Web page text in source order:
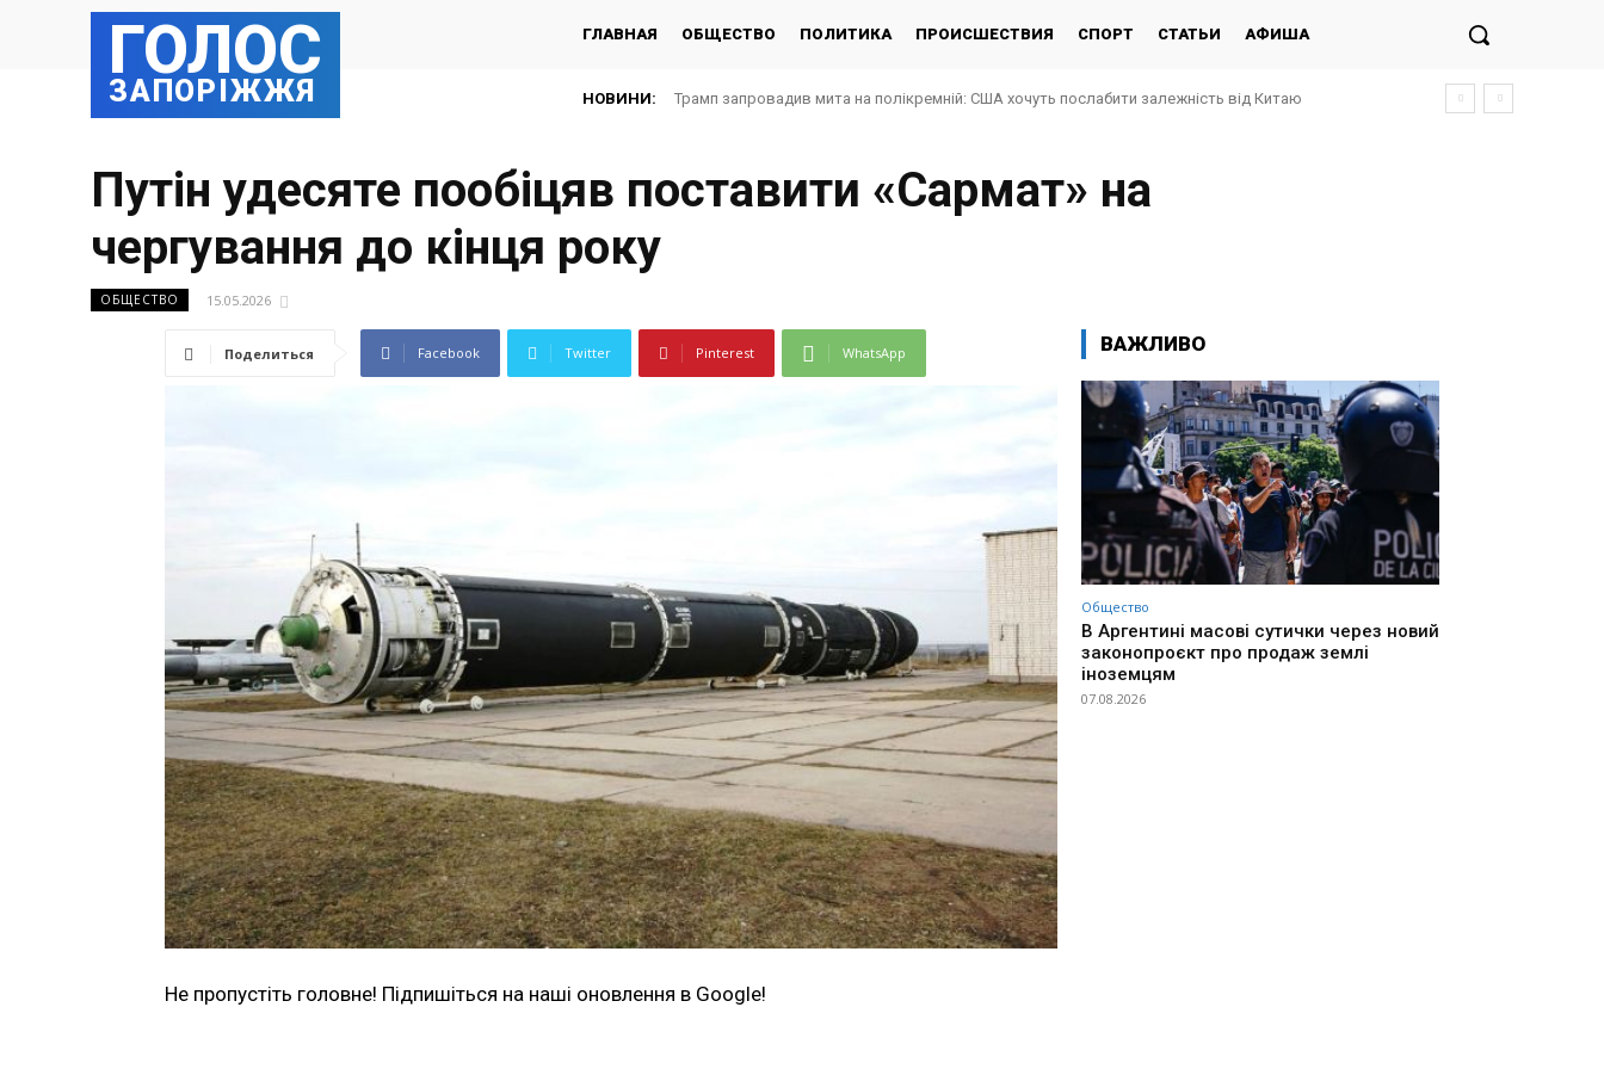
ГОЛОС
ЗАПОРІЖЖЯ
ГЛАВНАЯ ОБЩЕСТВО ПОЛИТИКА ПРОИСШЕСТВИЯ СПОРТ СТАТЬИ АФИША
НОВИНИ: Трамп запровадив мита на полікремній: США хочуть послабити залежність від Китаю
Путін удесяте пообіцяв поставити «Сармат» на
чергування до кінця року
ОБЩЕСТВО 15.05.2026
Поделиться Facebook Twitter Pinterest WhatsApp
Не пропустіть головне! Підпишіться на наші оновлення в Google!
ВАЖЛИВО
Общество
В Аргентині масові сутички через новий
законопроєкт про продаж землі
іноземцям
07.08.2026